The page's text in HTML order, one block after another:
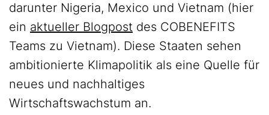
darunter Nigeria, Mexico und Vietnam (hier
ein aktueller Blogpost des COBENEFITS
Teams zu Vietnam). Diese Staaten sehen
ambitionierte Klimapolitik als eine Quelle für
neues und nachhaltiges
Wirtschaftswachstum an.